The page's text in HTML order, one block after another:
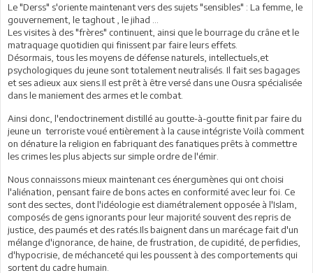
Le "Derss" s'oriente maintenant vers des sujets "sensibles" : La femme, le
gouvernement, le taghout , le jihad ...
Les visites à des "frères" continuent, ainsi que le bourrage du crâne et le
matraquage quotidien qui finissent par faire leurs effets.
Désormais, tous les moyens de défense naturels, intellectuels,et
psychologiques du jeune sont totalement neutralisés. Il fait ses bagages
et ses adieux aux siens.Il est prêt à être versé dans une Ousra spécialisée
dans le maniement des armes et le combat.
Ainsi donc, l'endoctrinement distillé au goutte-à-goutte finit par faire du
jeune un terroriste voué entièrement à la cause intégriste Voilà comment
on dénature la religion en fabriquant des fanatiques prêts à commettre
les crimes les plus abjects sur simple ordre de l'émir.
Nous connaissons mieux maintenant ces énergumènes qui ont choisi
l'aliénation, pensant faire de bons actes en conformité avec leur foi. Ce
sont des sectes, dont l'idéologie est diamétralement opposée à l'Islam,
composés de gens ignorants pour leur majorité souvent des repris de
justice, des paumés et des ratés.Ils baignent dans un marécage fait d'un
mélange d'ignorance, de haine, de frustration, de cupidité, de perfidies,
d'hypocrisie, de méchanceté qui les poussent à des comportements qui
sortent du cadre humain.